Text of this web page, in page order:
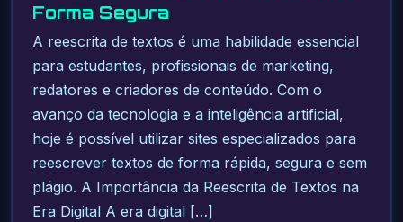
Forma Segura
A reescrita de textos é uma habilidade essencial
para estudantes, profissionais de marketing,
redatores e criadores de conteúdo. Com o
avanço da tecnologia e a inteligência artificial,
hoje é possível utilizar sites especializados para
reescrever textos de forma rápida, segura e sem
plágio. A Importância da Reescrita de Textos na
Era Digital A era digital […]